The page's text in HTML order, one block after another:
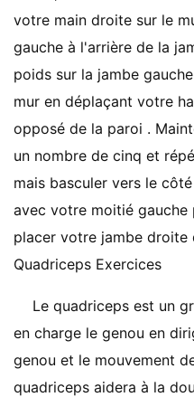
votre main droite sur le
gauche à l'arrière de la
poids sur la jambe
mur en déplaçant votre
opposé de la paroi .
un nombre de cinq et
mais basculer vers le
avec votre moitié
placer votre jambe droite
Quadriceps Exercices
Le quadriceps est un
en charge le genou en
genou et le mouvement
quadriceps aidera à la